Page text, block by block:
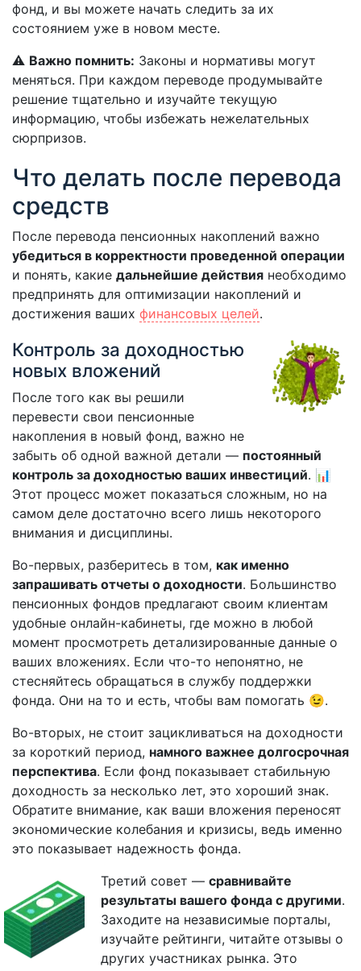
фонд, и вы можете начать следить за их
состоянием уже в новом месте.
⚠️ Важно помнить: Законы и нормативы могут
меняться. При каждом переводе продумывайте
решение тщательно и изучайте текущую
информацию, чтобы избежать нежелательных
сюрпризов.
Что делать после перевода
средств
После перевода пенсионных накоплений важно
убедиться в корректности проведенной операции
и понять, какие дальнейшие действия необходимо
предпринять для оптимизации накоплений и
достижения ваших финансовых целей.
Контроль за доходностью
новых вложений
После того как вы решили
перевести свои пенсионные
накопления в новый фонд, важно не
забыть об одной важной детали — постоянный
контроль за доходностью ваших инвестиций. 📊
Этот процесс может показаться сложным, но на
самом деле достаточно всего лишь некоторого
внимания и дисциплины.
Во-первых, разберитесь в том, как именно
запрашивать отчеты о доходности. Большинство
пенсионных фондов предлагают своим клиентам
удобные онлайн-кабинеты, где можно в любой
момент просмотреть детализированные данные о
ваших вложениях. Если что-то непонятно, не
стесняйтесь обращаться в службу поддержки
фонда. Они на то и есть, чтобы вам помогать 😉.
Во-вторых, не стоит зацикливаться на доходности
за короткий период, намного важнее долгосрочная
перспектива. Если фонд показывает стабильную
доходность за несколько лет, это хороший знак.
Обратите внимание, как ваши вложения переносят
экономические колебания и кризисы, ведь именно
это показывает надежность фонда.
Третий совет — сравнивайте
результаты вашего фонда с другими.
Заходите на независимые порталы,
изучайте рейтинги, читайте отзывы о
других участниках рынка. Это